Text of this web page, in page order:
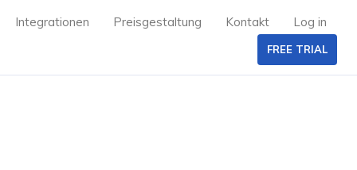
Integrationen Preisgestaltung Kontakt Log in
FREE TRIAL